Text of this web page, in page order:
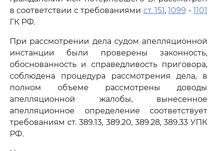
в соответствии с требованиями ст. 151,1099 - 1101
ГК РФ.
При рассмотрении дела судом апелляционной
инстанции были проверены законность,
обоснованность и справедливость приговора,
соблюдена процедура рассмотрения дела, в
полном объеме рассмотрены доводы
апелляционной жалобы, вынесенное
апелляционное определение соответствует
требованиям ст. 389.13, 389.20, 389.28, 389.33 УПК
РФ.